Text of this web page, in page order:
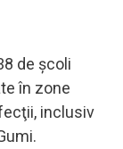
de şcoli
în zone
inclusiv